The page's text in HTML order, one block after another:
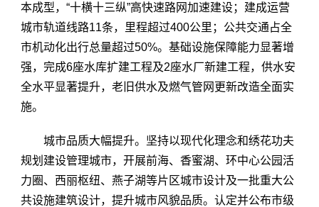
本成型，“十横十三纵”高快速路网加速建设；建成运营
城市轨道线路11条，里程超过400公里；公共交通占全
市机动化出行总量超过50%。基础设施保障能力显著增
强，完成6座水库扩建工程及2座水厂新建工程，供水安
全水平显著提升，老旧供水及燃气管网更新改造全面实
施。
城市品质大幅提升。坚持以现代化理念和绣花功夫
规划建设管理城市，开展前海、香蜜湖、环中心公园活
力圈、西丽枢纽、燕子湖等片区城市设计及一批重大公
共设施建筑设计，提升城市风貌品质。认定并公布市级